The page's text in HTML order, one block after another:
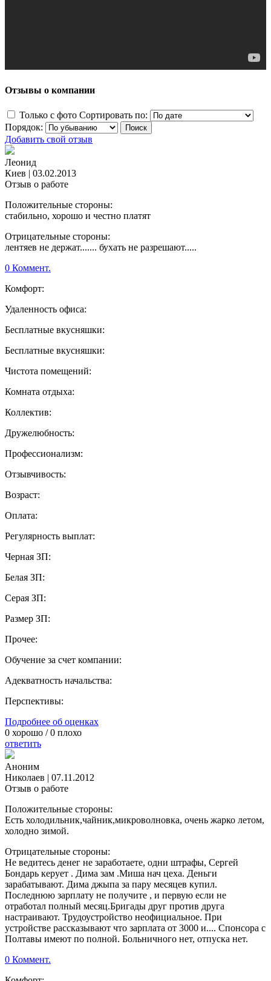
Отзывы о компании
Только с фото Сортировать по:
Порядок:
Добавить свой отзыв
Леонид
Киев | 03.02.2013
Отзыв о работе
Положительные стороны:
стабильно, хорошо и честно платят
Отрицательные стороны:
лентяев не держат....... бухать не разрешают.....
0 Коммент.
Комфорт:
Удаленность офиса:
Бесплатные вкусняшки:
Бесплатные вкусняшки:
Чистота помещений:
Комната отдыха:
Коллектив:
Дружелюбность:
Профессионализм:
Отзывчивость:
Возраст:
Оплата:
Регулярность выплат:
Черная ЗП:
Белая ЗП:
Серая ЗП:
Размер ЗП:
Прочее:
Обучение за счет компании:
Адекватность начальства:
Перспективы:
Подробнее об оценках
0 хорошо /0 плохо
ответить
Аноним
Николаев | 07.11.2012
Отзыв о работе
Положительные стороны:
Есть холодильник,чайник,микроволновка, очень жарко летом,
холодно зимой.
Отрицательные стороны:
Не ведитесь денег не заработаете, одни штрафы, Сергей
Бондарь керует . Дима зам .Миша нач цеха. Деньги
зарабатывают. Дима джыпа за пару месяцев купил.
Последнюю зарплату не получите , и первую если не
отработал полный месяц.Бригады друг против друга
настраивают. Трудоустройство неофициальное. При
устройстве рассказывают что зарплата от 3000 и.... Спонсора с
Полтавы имеют по полной. Больничного нет, отпуска нет.
0 Коммент.